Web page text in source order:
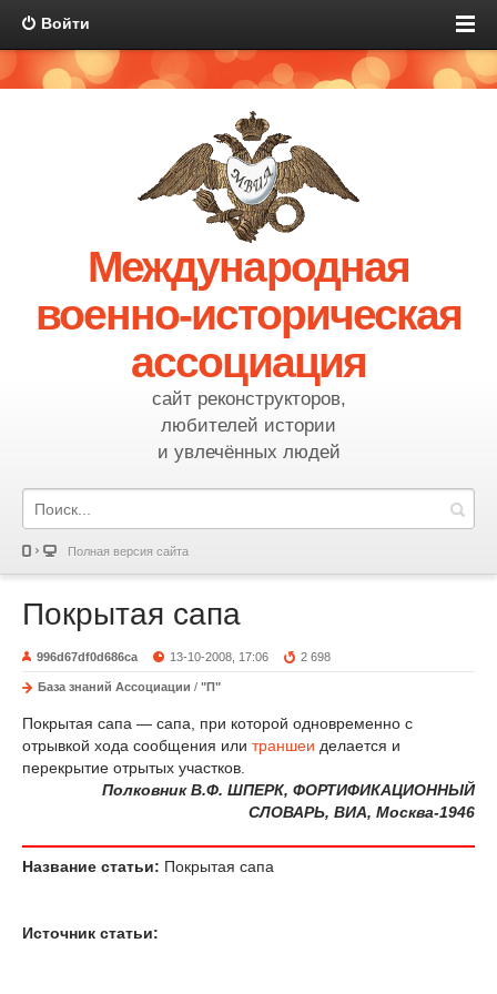
Войти
Международная
военно-историческая
ассоциация
сайт реконструкторов,
любителей истории
и увлечённых людей
Полная версия сайта
Покрытая сапа
996d67df0d686ca 13-10-2008, 17:06 2 698
База знаний Ассоциации / "П"
Покрытая сапа — сапа, при которой одновременно с
отрывкой хода сообщения или траншеи делается и
перекрытие отрытых участков.
Полковник В.Ф. ШПЕРК, ФОРТИФИКАЦИОННЫЙ
СЛОВАРЬ, ВИА, Москва-1946
Название статьи: Покрытая сапа
Источник статьи: